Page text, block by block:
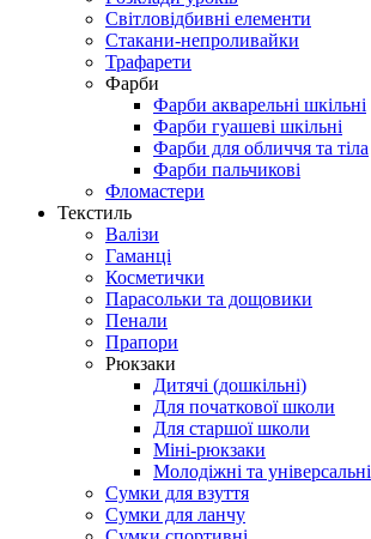
Світловідбивні елементи
Стакани-непроливайки
Трафарети
Фарби
Фарби акварельні шкільні
Фарби гуашеві шкільні
Фарби для обличчя та тіла
Фарби пальчикові
Фломастери
Текстиль
Валізи
Гаманці
Косметички
Парасольки та дощовики
Пенали
Прапори
Рюкзаки
Дитячі (дошкільні)
Для початкової школи
Для старшої школи
Міні-рюкзаки
Молодіжні та універсальні
Сумки для взуття
Сумки для ланчу